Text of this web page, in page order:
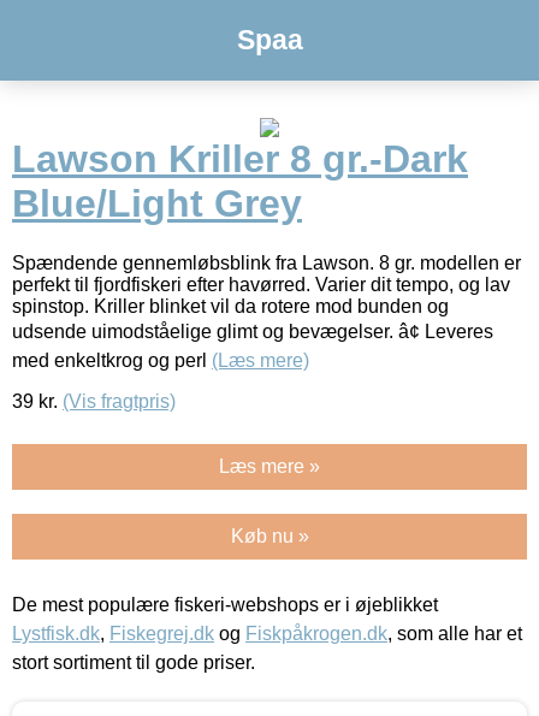
Spaa
Lawson Kriller 8 gr.-Dark
Blue/Light Grey
Spændende gennemløbsblink fra Lawson. 8 gr. modellen er
perfekt til fjordfiskeri efter havørred. Varier dit tempo, og lav
spinstop. Kriller blinket vil da rotere mod bunden og
udsende uimodståelige glimt og bevægelser. â¢ Leveres
med enkeltkrog og perl (Læs mere)
39 kr. (Vis fragtpris)
Læs mere »
Køb nu »
De mest populære fiskeri-webshops er i øjeblikket
Lystfisk.dk, Fiskegrej.dk og Fiskpåkrogen.dk, som alle har et
stort sortiment til gode priser.